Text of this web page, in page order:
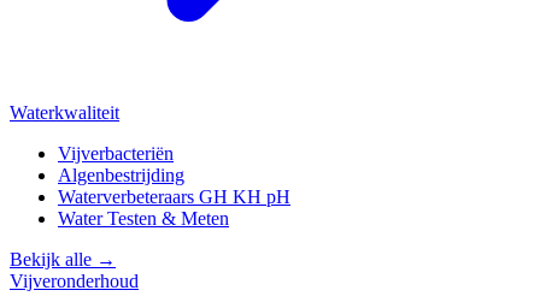
Waterkwaliteit
Vijverbacteriën
Algenbestrijding
Waterverbeteraars GH KH pH
Water Testen & Meten
Bekijk alle →
Vijveronderhoud